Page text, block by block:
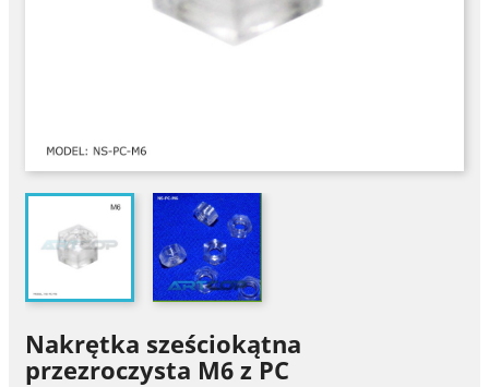
Nakrętka sześciokątna
przezroczysta M6 z PC